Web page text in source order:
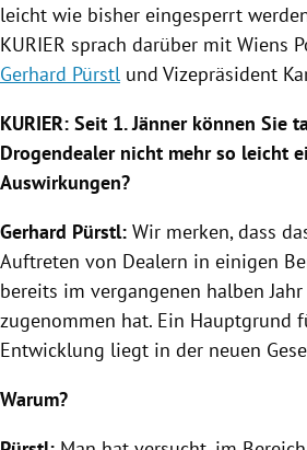
leicht wie bisher eingesperrt
KURIER sprach darüber mit Wiens
Gerhard Pürstl und Vizepräsident
KURIER: Seit 1. Jänner können Sie
Drogendealer nicht mehr so leicht
Auswirkungen?
Gerhard Pürstl: Wir merken, dass
Auftreten von Dealern in einigen
bereits im vergangenen halben
zugenommen hat. Ein Hauptgrund
Entwicklung liegt in der neuen
Warum?